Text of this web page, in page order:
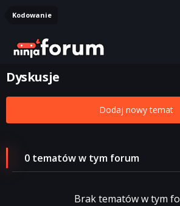
Kodowanie
Dyskusje
Dodaj nowy temat
0 tematów w tym forum
Brak tematów w tym